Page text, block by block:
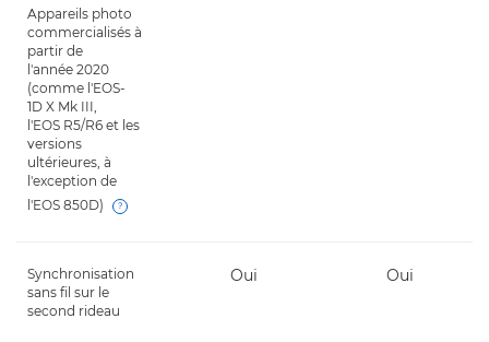
Appareils photo
commercialisés à
partir de
l'année 2020
(comme l'EOS-
1D X Mk III,
l'EOS R5/R6 et les
versions
ultérieures, à
l'exception de
l'EOS 850D)
Synchronisation
sans fil sur le
second rideau
Oui Oui